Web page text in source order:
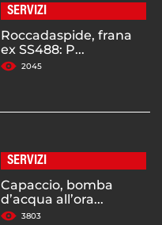
SERVIZI
Roccadaspide, frana
ex SS488: P...
2045
SERVIZI
Capaccio, bomba
d’acqua all’ora...
3803